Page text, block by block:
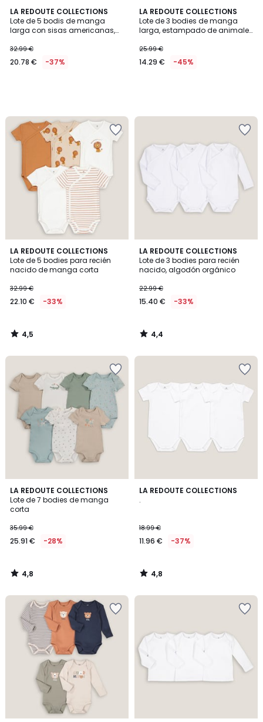
LA REDOUTE COLLECTIONS
Lote de 5 bodis de manga
larga con sisas americanas,
32.99 €
20.78 € -37%
LA REDOUTE COLLECTIONS
Lote de 3 bodies de manga
larga, estampado de animales
25.99 €
14.29 € -45%
LA REDOUTE COLLECTIONS
Lote de 5 bodies para recién
nacido de manga corta
32.99 €
22.10 € -33%
4,5
/ 5
4,5
/
LA REDOUTE COLLECTIONS
Lote de 3 bodies para recién
nacido, algodón orgánico
22.99 €
15.40 € -33%
4,4
/ 5
4,4
/
LA REDOUTE COLLECTIONS
Lote de 7 bodies de manga
corta
35.99 €
25.91 € -28%
4,8
/ 5
4,8
/
LA REDOUTE COLLECTIONS
.
18.99 €
11.96 € -37%
4,8
4,8
/